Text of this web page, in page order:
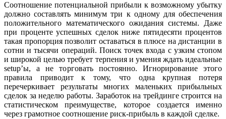
Соотношение потенциальной прибыли к возможному убытку
должно составлять минимум три к одному для обеспечения
положительного математического ожидания системы. Даже
при проценте успешных сделок ниже пятидесяти процентов
такая пропорция позволит оставаться в плюсе на дистанции в
сотни и тысячи операций. Поиск точек входа с узким стопом
и широкой целью требует терпения и умения ждать идеальные
setup’ы, а не торговать постоянно. Игнорирование этого
правила приводит к тому, что одна крупная потеря
перечеркивает результаты многих маленьких прибыльных
сделок за неделю работы. Заработок на трейдинге строится на
статистическом преимуществе, которое создается именно
через грамотное соотношение риск-прибыль в каждой сделке.